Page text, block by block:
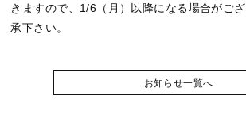
きますので、1/6（月）以降になる場合がご
承下さい。
お知らせ一覧へ